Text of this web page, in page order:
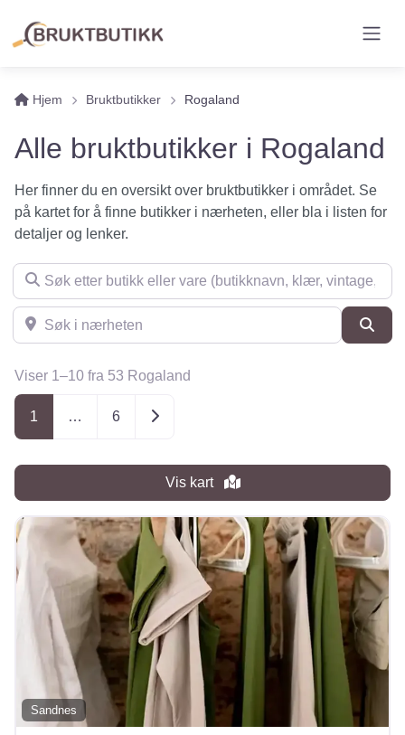
Hjem Bruktbutikker Rogaland
Alle bruktbutikker i Rogaland
Her finner du en oversikt over bruktbutikker i området. Se
på kartet for å finne butikker i nærheten, eller bla i listen for
detaljer og lenker.
Søk etter butikk eller vare (butikknavn, klær, vintage, møbler
Søk i nærheten
Viser 1–10 fra 53 Rogaland
Posts navigation
1 … 6 Older posts
Vis kart
Sandnes